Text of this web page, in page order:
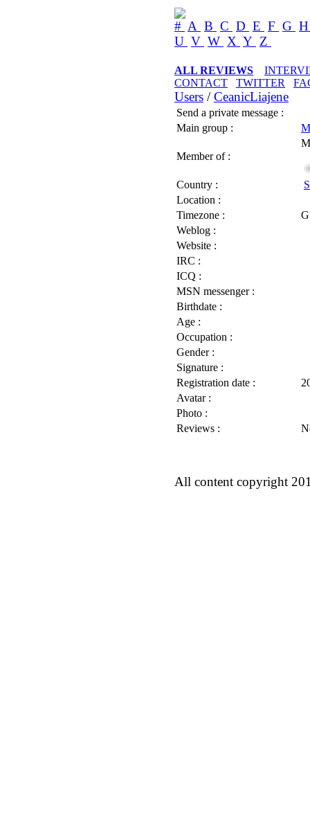
# A B C D E F G
U V W X Y Z
ALL REVIEWS
CONTACT
TWITTER
Users /CeanicLiajene
Send a private message :
Main group :
Member of :
Country :
Location :
Timezone :
Weblog :
Website :
IRC :
ICQ :
MSN messenger :
Birthdate :
Age :
Occupation :
Gender :
Signature :
Registration date :
Avatar :
Photo :
Reviews :
All content copyright